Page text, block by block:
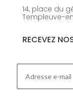
14, place du
Templeuve-
RECEVEZ